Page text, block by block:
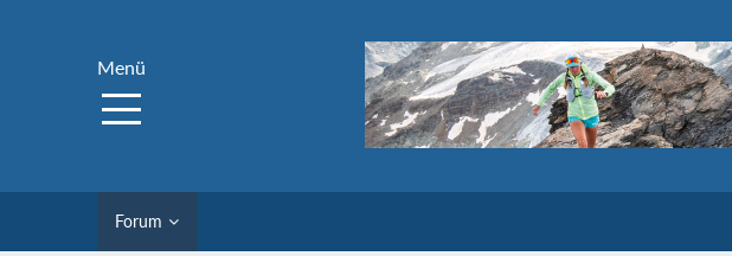
Menü
Forum